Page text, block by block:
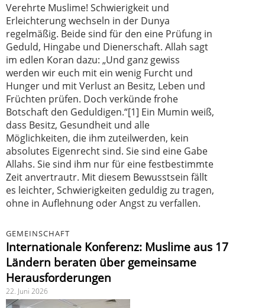
Verehrte Muslime! Schwierigkeit und
Erleichterung wechseln in der Dunya
regelmäßig. Beide sind für den eine Prüfung in
Geduld, Hingabe und Dienerschaft. Allah sagt
im edlen Koran dazu: „Und ganz gewiss
werden wir euch mit ein wenig Furcht und
Hunger und mit Verlust an Besitz, Leben und
Früchten prüfen. Doch verkünde frohe
Botschaft den Geduldigen.“[1] Ein Mumin weiß,
dass Besitz, Gesundheit und alle
Möglichkeiten, die ihm zuteilwerden, kein
absolutes Eigenrecht sind. Sie sind eine Gabe
Allahs. Sie sind ihm nur für eine festbestimmte
Zeit anvertrautr. Mit diesem Bewusstsein fällt
es leichter, Schwierigkeiten geduldig zu tragen,
ohne in Auflehnung oder Angst zu verfallen.
GEMEINSCHAFT
Internationale Konferenz: Muslime aus 17
Ländern beraten über gemeinsame
Herausforderungen
22. Juni 2026